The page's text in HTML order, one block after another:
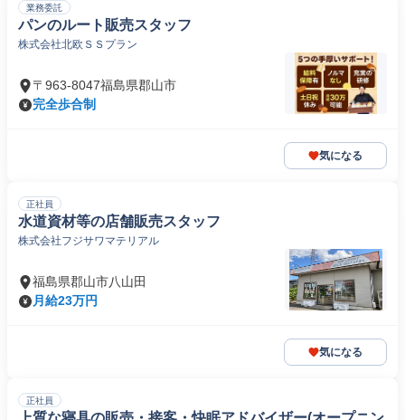
業務委託
パンのルート販売スタッフ
株式会社北欧ＳＳプラン
〒963-8047福島県郡山市
完全歩合制
気になる
正社員
水道資材等の店舗販売スタッフ
株式会社フジサワマテリアル
福島県郡山市八山田
月給23万円
気になる
正社員